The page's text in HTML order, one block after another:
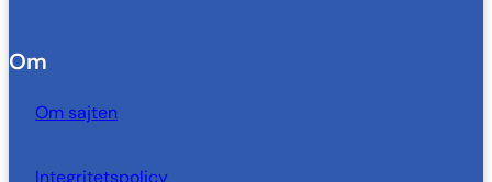
Om
Om sajten